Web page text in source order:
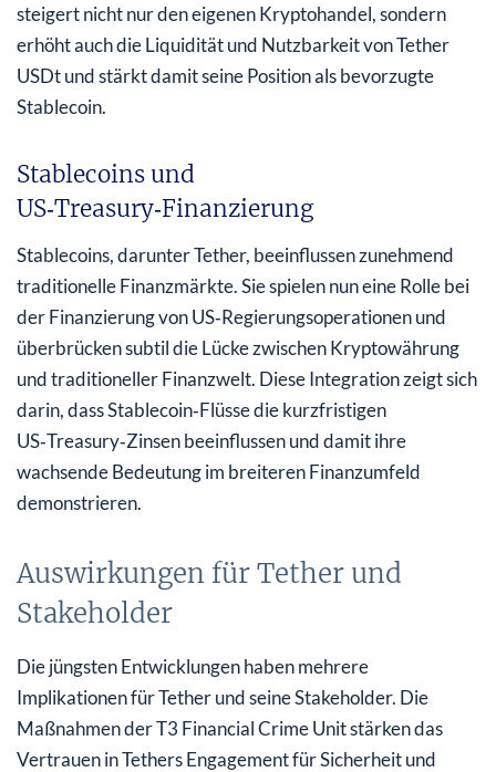
steigert nicht nur den eigenen Kryptohandel, sondern
erhöht auch die Liquidität und Nutzbarkeit von Tether
USDt und stärkt damit seine Position als bevorzugte
Stablecoin.
Stablecoins und
US‑Treasury‑Finanzierung
Stablecoins, darunter Tether, beeinflussen zunehmend
traditionelle Finanzmärkte. Sie spielen nun eine Rolle bei
der Finanzierung von US‑Regierungsoperationen und
überbrücken subtil die Lücke zwischen Kryptowährung
und traditioneller Finanzwelt. Diese Integration zeigt sich
darin, dass Stablecoin‑Flüsse die kurzfristigen
US‑Treasury‑Zinsen beeinflussen und damit ihre
wachsende Bedeutung im breiteren Finanzumfeld
demonstrieren.
Auswirkungen für Tether und
Stakeholder
Die jüngsten Entwicklungen haben mehrere
Implikationen für Tether und seine Stakeholder. Die
Maßnahmen der T3 Financial Crime Unit stärken das
Vertrauen in Tethers Engagement für Sicherheit und